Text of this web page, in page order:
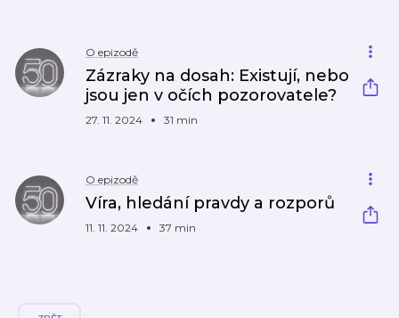
O epizodě
Zázraky na dosah: Existují, nebo
jsou jen v očích pozorovatele?
27. 11. 2024 31 min
O epizodě
Víra, hledání pravdy a rozporů
11. 11. 2024 37 min